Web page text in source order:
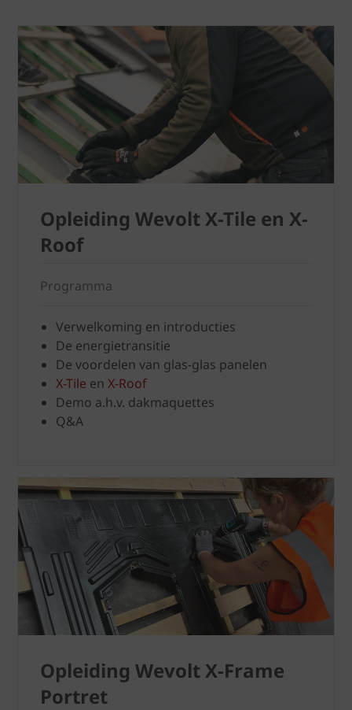
Opleiding Wevolt X-Tile en X-
Roof
Programma
Verwelkoming en introducties
De energietransitie
De voordelen van glas-glas panelen
X-Tile en X-Roof
Demo a.h.v. dakmaquettes
Q&A
Opleiding Wevolt X-Frame
Portret